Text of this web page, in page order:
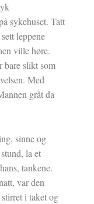
sykehuset. Tatt
leppene
ville høre.
bare slikt som
Med
gråt da
sinne og
la et
tankene.
var den
i taket og